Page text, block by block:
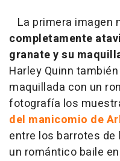
La primera imagen
completamente
granate y su
Harley Quinn
maquillada con un
fotografía los
del manicomio de
entre los barrotes
un romántico baile